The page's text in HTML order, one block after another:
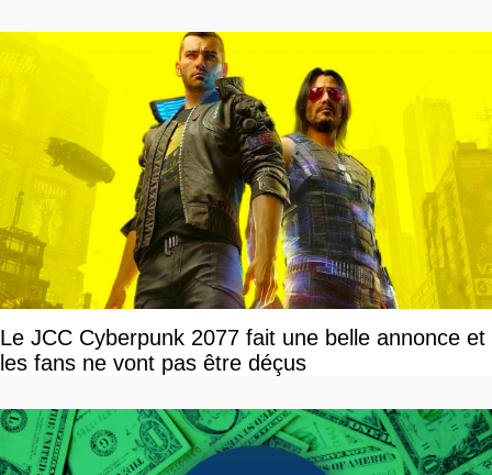
Le JCC Cyberpunk 2077 fait une belle annonce et
les fans ne vont pas être déçus